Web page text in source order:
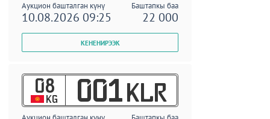
Аукцион башталган күнү Баштапкы баа
10.08.2026 09:25 22 000
08
KG 001 KLR